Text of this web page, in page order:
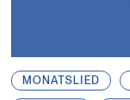
MONATSLIED